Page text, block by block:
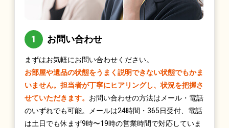
お問い合わせ
まずはお気軽にお問い合わせください。
お部屋や遺品の状態をうまく説明できない状態でもかま
いません。担当者が丁寧にヒアリングし、状況を把握さ
せていただきます。 お問い合わせの方法はメール・電話
のいずれでも可能。メールは24時間・365日受付、電話
は土日でも休まず9時〜19時の営業時間で対応していま